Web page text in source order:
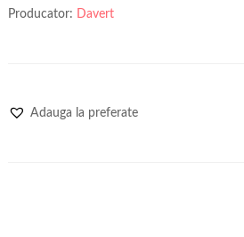
Producator: Davert
Adauga la preferate